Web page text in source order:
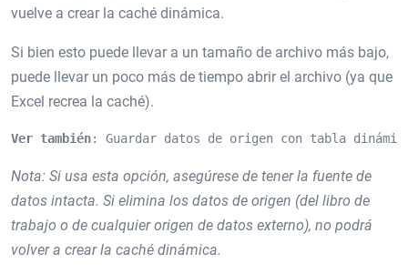
vuelve a crear la caché dinámica.
Si bien esto puede llevar a un tamaño de archivo más bajo,
puede llevar un poco más de tiempo abrir el archivo (ya que
Excel recrea la caché).
Ver también: Guardar datos de origen con tabla
Nota: Si usa esta opción, asegúrese de tener la fuente de
datos intacta. Si elimina los datos de origen (del libro de
trabajo o de cualquier origen de datos externo), no podrá
volver a crear la caché dinámica.